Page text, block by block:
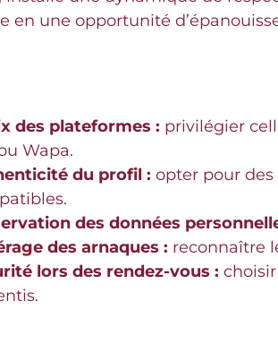
en une opportunité
des plateformes : privilégier
Wapa.
du profil : opter pour
des données
des arnaques : reconnaître
lors des rendez-vous :